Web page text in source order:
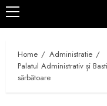
Primary
Menu
Home
Administratie
Palatul Administrativ și
sărbătoare